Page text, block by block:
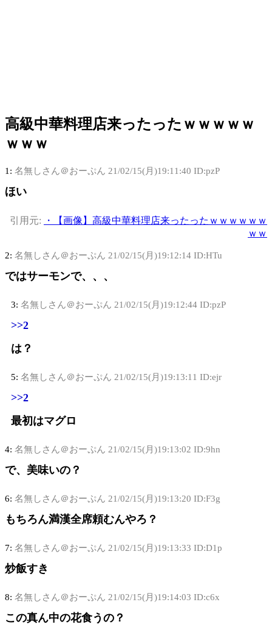
高級中華料理店来ったったｗｗｗｗｗ
ｗｗｗ
1: 名無しさん＠おーぷん 21/02/15(月)19:11:40 ID:pzP
ほい
引用元:
・【画像】高級中華料理店来ったったｗｗｗｗｗｗ
ｗｗ
2: 名無しさん＠おーぷん 21/02/15(月)19:12:14 ID:HTu
ではサーモンで、、、
3: 名無しさん＠おーぷん 21/02/15(月)19:12:44 ID:pzP
>>2
は？
5: 名無しさん＠おーぷん 21/02/15(月)19:13:11 ID:ejr
>>2
最初はマグロ
4: 名無しさん＠おーぷん 21/02/15(月)19:13:02 ID:9hn
で、美味いの？
6: 名無しさん＠おーぷん 21/02/15(月)19:13:20 ID:F3g
もちろん満漢全席頼むんやろ？
7: 名無しさん＠おーぷん 21/02/15(月)19:13:33 ID:D1p
炒飯すき
8: 名無しさん＠おーぷん 21/02/15(月)19:14:03 ID:c6x
この真ん中の花食うの？